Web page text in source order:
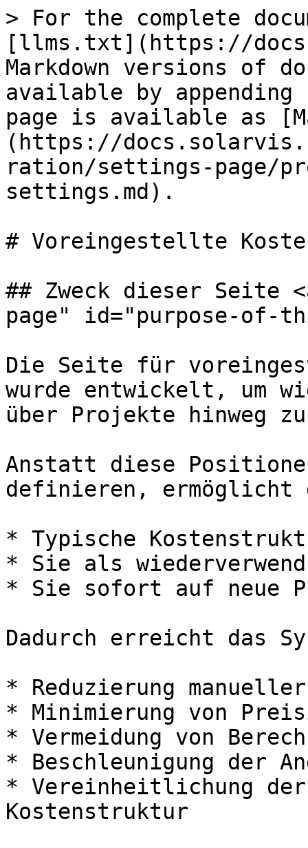
> For the complete
[llms.txt](https://
Markdown versions of
available by
page is available as
(https://
ration/settings-page/
settings.md).
# Voreingestellte
## Zweck dieser Seite
page" id="purpose-of-
Die Seite für
wurde entwickelt, um
über Projekte hinweg
Anstatt diese
definieren, ermöglicht
* Typische
* Sie als
* Sie sofort auf neue
Dadurch erreicht das
* Reduzierung
* Minimierung von
* Vermeidung von
* Beschleunigung der
* Vereinheitlichung der
Kostenstruktur